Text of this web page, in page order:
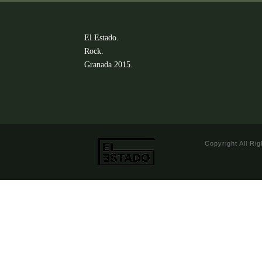
El Estado.
Rock.
Granada 2015.
Copyright All